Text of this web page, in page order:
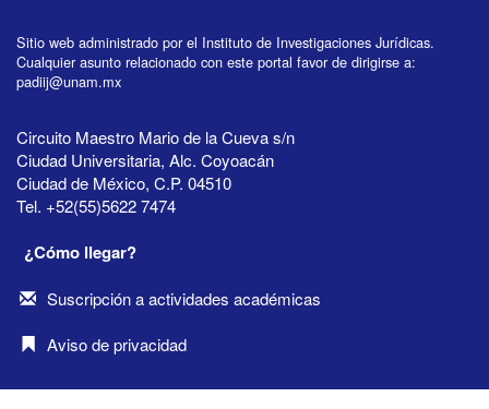
Sitio web administrado por el Instituto de Investigaciones Jurídicas.
Cualquier asunto relacionado con este portal favor de dirigirse a:
padiij@unam.mx
Circuito Maestro Mario de la Cueva s/n
Ciudad Universitaria, Alc. Coyoacán
Ciudad de México, C.P. 04510
Tel. +52(55)5622 7474
¿Cómo llegar?
Suscripción a actividades académicas
Aviso de privacidad